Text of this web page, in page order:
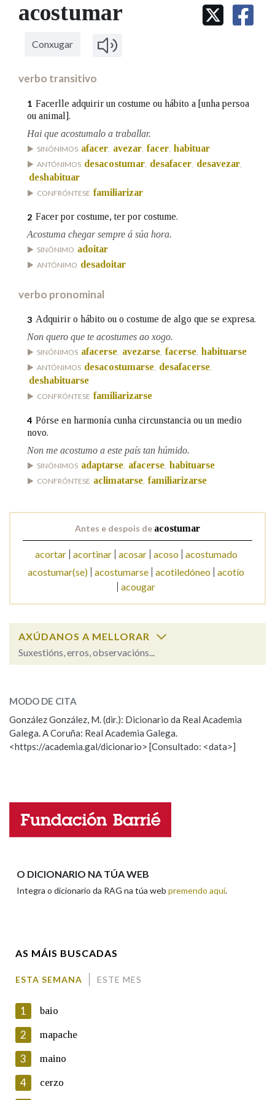
IDENTIDADE CORPORATIVA
MARCIAL DEL ADALID
FIGURAS HOMENAXEADAS
Facebook
TwitterYoutubeInstagram
Bluesky
BUSCAR NOS LEMAS
Comeza por
Contén
BUSCAR NO CONTIDO
Nas definicións
Nos exemplos
OUTRAS OPCIÓNS DE BUSCA
Pertence a
acostumar
Conxugar
verbo transitivo
1 Facerlle adquirir un costume ou hábito a [unha persoa
ou animal].
Hai que acostumalo a traballar.
SINÓNIMOS afacer avezar facer habituar
ANTÓNIMOS desacostumar desafacer desavezar
deshabituar
CONFRÓNTESE familiarizar
2 Facer por costume, ter por costume.
Acostuma chegar sempre á súa hora.
SINÓNIMO adoitar
ANTÓNIMO desadoitar
verbo pronominal
3 Adquirir o hábito ou o costume de algo que se expresa.
Non quero que te acostumes ao xogo.
SINÓNIMOS afacerse, avezarse, facerse, habituarse
ANTÓNIMOS desacostumarse, desafacerse,
deshabituarse
CONFRÓNTESE familiarizarse
4 Pórse en harmonía cunha circunstancia ou un medio
novo.
Non me acostumo a este país tan húmido.
SINÓNIMOS adaptarse afacerse habituarse
CONFRÓNTESE aclimatarse familiarizarse
Antes e despois de acostumar
acortar acortinar acosar acoso
acostumado
acostumar(se) acostumarse acotiledóneo acotío
acougar
AXÚDANOS A MELLORAR
Suxestións, erros, observacións...
ESCOLLE UNHA OPCIÓN:
Observación Hai un erro na palabra
Propoño mellorar a definición
Nome
En cumprimento da normativa vixente en materia de
Protección de Datos de Carácter Persoal, a Real Academia
Galega informa a aqueles usuarios que faciliten o seu correo
MODO DE CITA
González González, M. (dir.): Dicionario da Real Academia
Galega. A Coruña: Real Academia Galega.
<https://academia.gal/dicionario> [Consultado: <data>]
O DICIONARIO NA TÚA WEB
Integra o dicionario da RAG na túa web premendo aquí.
AS MÁIS BUSCADAS
ESTA SEMANA ESTE MES
1 baio
2 mapache
3 maino
4 cerzo